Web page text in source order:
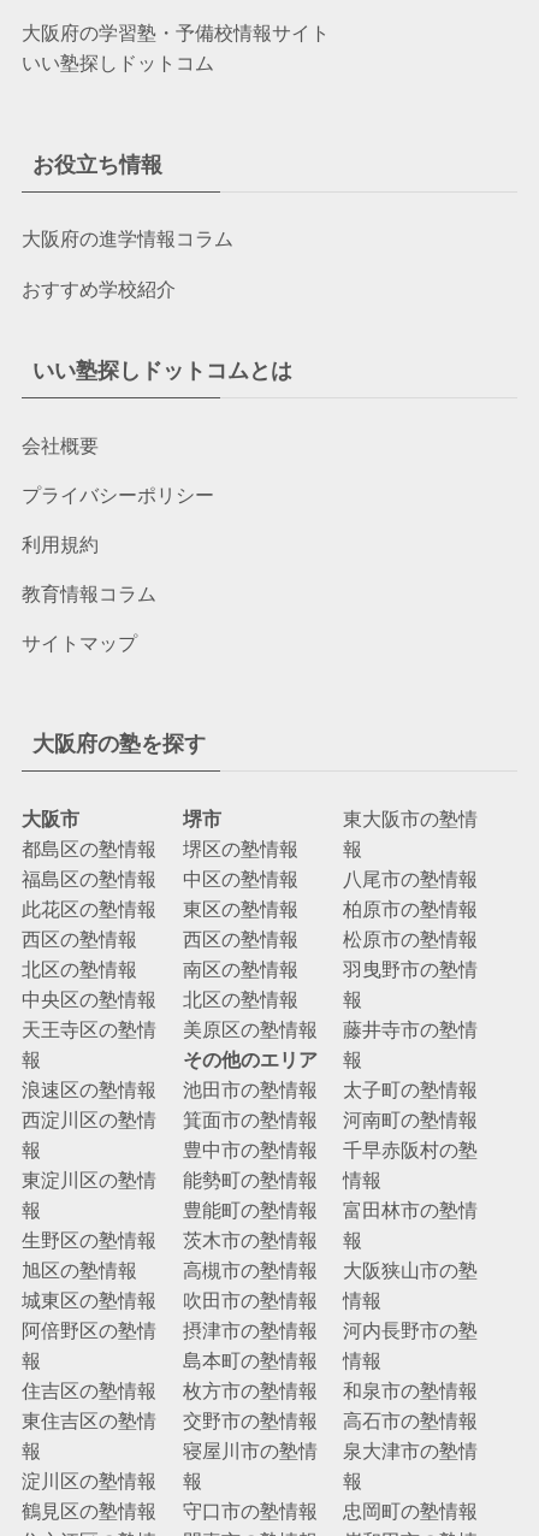
大阪府の学習塾・予備校情報サイト
いい塾探しドットコム
お役立ち情報
大阪府の進学情報コラム
おすすめ学校紹介
いい塾探しドットコムとは
会社概要
プライバシーポリシー
利用規約
教育情報コラム
サイトマップ
大阪府の塾を探す
大阪市
都島区の塾情報
福島区の塾情報
此花区の塾情報
西区の塾情報
北区の塾情報
中央区の塾情報
天王寺区の塾情
報
浪速区の塾情報
西淀川区の塾情
報
東淀川区の塾情
報
生野区の塾情報
旭区の塾情報
城東区の塾情報
阿倍野区の塾情
報
住吉区の塾情報
東住吉区の塾情
報
淀川区の塾情報
鶴見区の塾情報
堺市
堺区の塾情報
中区の塾情報
東区の塾情報
西区の塾情報
南区の塾情報
北区の塾情報
美原区の塾情報
その他のエリア
池田市の塾情報
箕面市の塾情報
豊中市の塾情報
能勢町の塾情報
豊能町の塾情報
茨木市の塾情報
高槻市の塾情報
吹田市の塾情報
摂津市の塾情報
島本町の塾情報
枚方市の塾情報
交野市の塾情報
寝屋川市の塾情
報
守口市の塾情報
東大阪市の塾情
報
八尾市の塾情報
柏原市の塾情報
松原市の塾情報
羽曳野市の塾情
報
藤井寺市の塾情
報
太子町の塾情報
河南町の塾情報
千早赤阪村の塾
情報
富田林市の塾情
報
大阪狭山市の塾
情報
河内長野市の塾
情報
和泉市の塾情報
高石市の塾情報
泉大津市の塾情
報
忠岡町の塾情報